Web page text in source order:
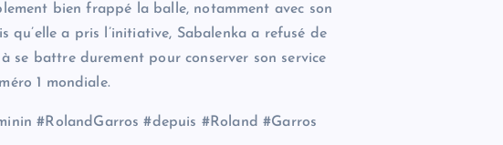
bien frappé la balle, notamment avec son
a pris l’initiative, Sabalenka a refusé de
se battre durement pour conserver son service
1 mondiale.
#RolandGarros #depuis #Roland #Garros